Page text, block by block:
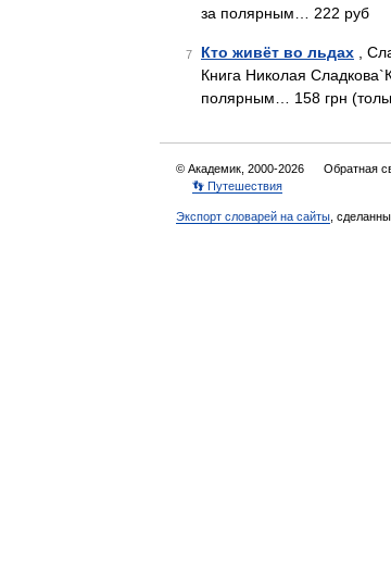
за полярным… 222 руб
7 Кто живёт во льдах ,
Книга Николая
полярным… 158 грн
© Академик, 2000-2026 Обратная
👣 Путешествия
Экспорт словарей на сайты ,